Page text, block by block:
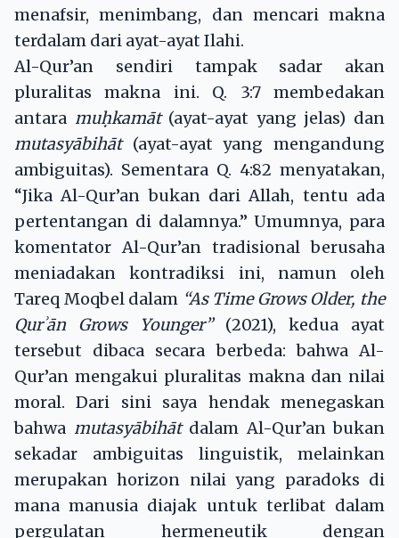
menafsir, menimbang, dan mencari makna
terdalam dari ayat-ayat Ilahi.
Al-Qur’an sendiri tampak sadar akan
pluralitas makna ini. Q. 3:7 membedakan
antara muḥkamāt(ayat-ayat yang jelas) dan
mutasyābihāt(ayat-ayat yang mengandung
ambiguitas). Sementara Q. 4:82 menyatakan,
“Jika Al-Qur’an bukan dari Allah, tentu ada
pertentangan di dalamnya.” Umumnya, para
komentator Al-Qur’an tradisional berusaha
meniadakan kontradiksi ini, namun oleh
Tareq Moqbel dalam “As Time Grows Older, the
Qurʾān Grows Younger”(2021), kedua ayat
tersebut dibaca secara berbeda: bahwa Al-
Qur’an mengakui pluralitas makna dan nilai
moral. Dari sini saya hendak menegaskan
bahwa mutasyābihātdalam Al-Qur’an bukan
sekadar ambiguitas linguistik, melainkan
merupakan horizon nilai yang paradoks di
mana manusia diajak untuk terlibat dalam
pergulatan hermeneutik dengan